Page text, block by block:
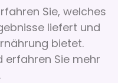
Sie, welches
liefert und
bietet.
erfahren Sie mehr